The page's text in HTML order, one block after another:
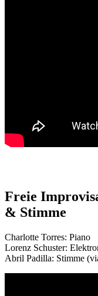
Freie
& Stimme
Charlotte Torres: Piano
Lorenz Schuster:
Abril Padilla: Stimme